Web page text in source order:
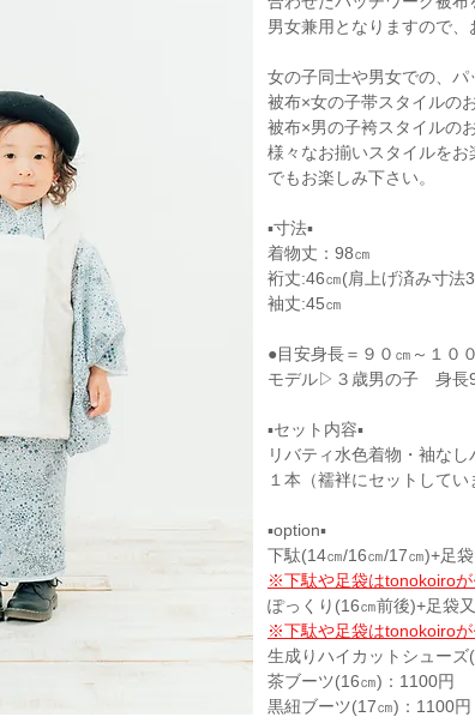
男女兼用となりますので、
女の子同士や男女での、パ
被布×女の子帯スタイルのお
被布×男の子袴スタイルの
様々なお揃いスタイルを
でもお楽しみ下さい。
▪寸法▪
​着物丈：98㎝
裄丈:46㎝(肩上げ済み寸法
袖丈:45㎝
●目安身長＝９０㎝～１０
モデル▷３歳男の子 身長
▪セット内容▪
リバティ水色着物・袖な
１本（襦袢にセットして
▪option▪
下駄(14㎝/16㎝/17㎝)+足
※下駄や足袋はtonokoiroが
ぽっくり(16㎝前後)+足袋
※下駄や足袋はtonokoiroが
生成りハイカットシューズ
茶ブーツ(16㎝)：1100円
黒紐ブーツ(17㎝)：1100円